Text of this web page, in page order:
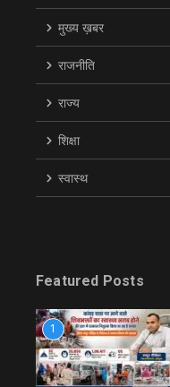
मुख्य ख़बर
राजनीति
राज्य
शिक्षा
स्वास्थ
Featured Posts
1